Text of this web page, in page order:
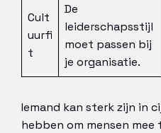
Cult
uurfi
t
De
leiderschapsstijl
moet passen bij
je organisatie.
Iemand kan sterk zijn in
hebben om mensen mee